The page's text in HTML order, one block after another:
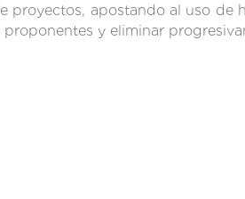
proyectos, apostando al uso de
proponentes y eliminar